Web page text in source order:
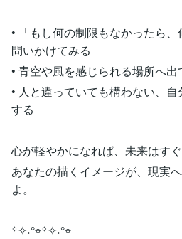
• 「もし何の制限もなかったら
問いかけてみる
• 青空や風を感じられる場所へ
• 人と違っていても構わない、
する
心が軽やかになれば、未来はす
あなたの描くイメージが、現実
よ。
꙳✧˖°⌖꙳✧˖°⌖